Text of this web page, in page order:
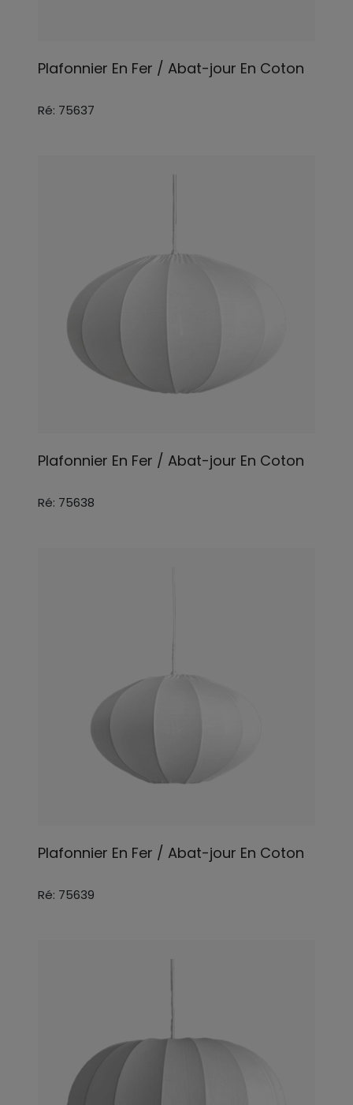
Plafonnier En Fer / Abat-jour En Coton
Ré: 75637
Plafonnier En Fer / Abat-jour En Coton
Ré: 75638
Plafonnier En Fer / Abat-jour En Coton
Ré: 75639